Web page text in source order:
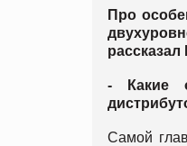
Про
- Какие
Самой